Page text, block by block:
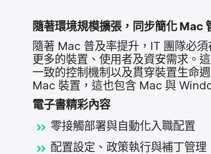
隨​著​環境​規模​擴張，​同步​簡化 Mac
隨​著 Mac 普​及​率​提升， IT 團隊​必
更多​的​裝置、​使用​者​及​資安​需求。​
一致​的​控制​機制​以及​貫穿​裝置​生命​
Mac 裝置，​這​也​包含 Mac 與
電子書精彩​內容
零接觸部署​與​自動​化入​職​配置
配置​設定、​政策​執行​與​補丁​管理